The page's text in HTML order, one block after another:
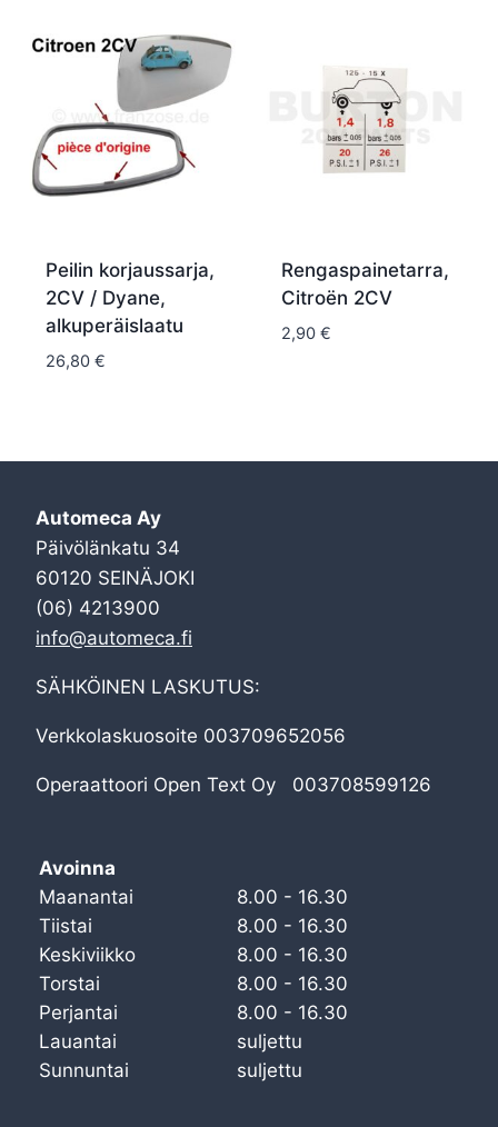
Peilin korjaussarja,
2CV / Dyane,
alkuperäislaatu
26,80 €
Rengaspainetarra,
Citroën 2CV
2,90 €
Automeca Ay
Päivölänkatu 34
60120 SEINÄJOKI
(06) 4213900
info@automeca.fi
SÄHKÖINEN LASKUTUS:
Verkkolaskuosoite 003709652056
Operaattoori Open Text Oy 003708599126
Avoinna
Maanantai
8.00 - 16.30
Tiistai
8.00 - 16.30
Keskiviikko
8.00 - 16.30
Torstai
8.00 - 16.30
Perjantai
8.00 - 16.30
Lauantai
suljettu
Sunnuntai
suljettu